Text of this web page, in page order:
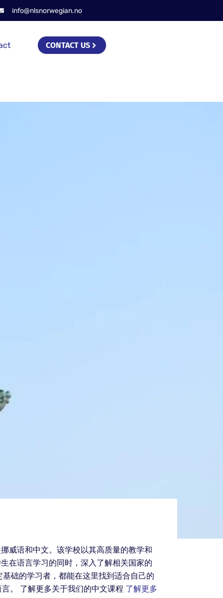
info@nlsnorwegian.no
CONTACT US
威语和中文。该学校以其高质量的教学和
在语言学习的同时，深入了解相关国家的
础的学习者，都能在这里找到适合自己的
。 了解更多关于我们的中文课程 了解更多